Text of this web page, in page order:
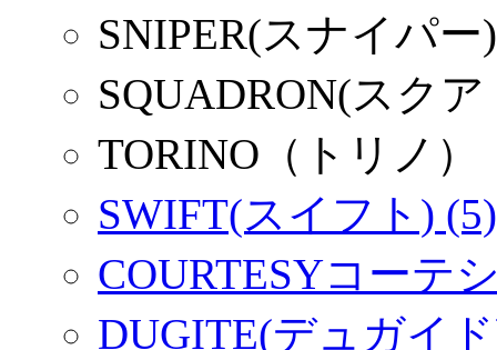
SNIPER(スナイパー)
SQUADRON(スク
TORINO（トリノ）
SWIFT(スイフト) (5)
COURTESYコーテ
DUGITE(デュガイ